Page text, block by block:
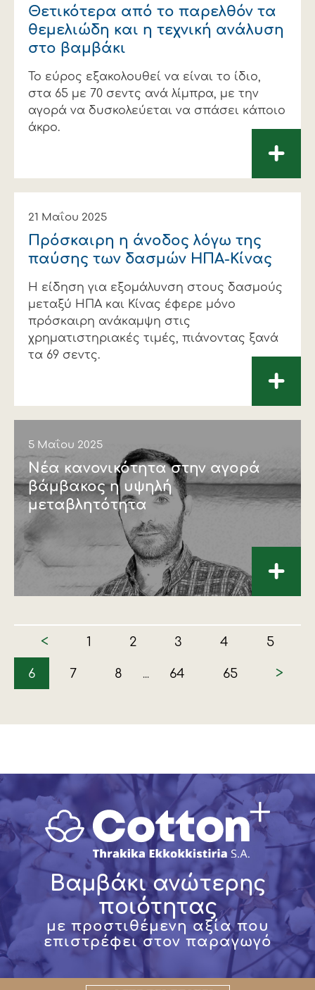
Θετικότερα από το παρελθόν τα
θεµελιώδη και η τεχνική ανάλυση
στο βαμβάκι
Το εύρος εξακολουθεί να είναι το ίδιο,
στα 65 µε 70 σεντς ανά λίµπρα, µε την
αγορά να δυσκολεύεται να σπάσει κάποιο
άκρο.
+
21 Μαΐου 2025
Πρόσκαιρη η άνοδος λόγω της
παύσης των δασµών ΗΠΑ-Κίνας
Η είδηση για εξοµάλυνση στους δασµούς
µεταξύ ΗΠΑ και Κίνας έφερε µόνο
πρόσκαιρη ανάκαµψη στις
χρηµατιστηριακές τιµές, πιάνοντας ξανά
τα 69 σεντς.
+
5 Μαΐου 2025
Νέα κανονικότητα στην αγορά
βάµβακος η υψηλή
µεταβλητότητα
+
< 1 2 3 4 5
6 7 8 ... 64 65 >
Βαμβάκι ανώτερης
ποιότητας
με προστιθέμενη αξία που
επιστρέφει στον παραγωγό